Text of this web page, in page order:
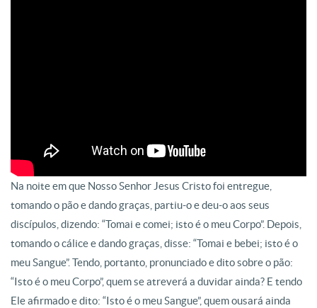
Na noite em que Nosso Senhor Jesus Cristo foi entregue,
tomando o pão e dando graças, partiu-o e deu-o aos seus
discípulos, dizendo: “Tomai e comei; isto é o meu Corpo”. Depois,
tomando o cálice e dando graças, disse: “Tomai e bebei; isto é o
meu Sangue”. Tendo, portanto, pronunciado e dito sobre o pão:
“Isto é o meu Corpo”, quem se atreverá a duvidar ainda? E tendo
Ele afirmado e dito: “Isto é o meu Sangue”, quem ousará ainda